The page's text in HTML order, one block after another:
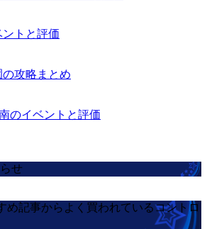
トと評価
の攻略まとめ
のイベントと評価
せ
め記事からよく買われているコントロ